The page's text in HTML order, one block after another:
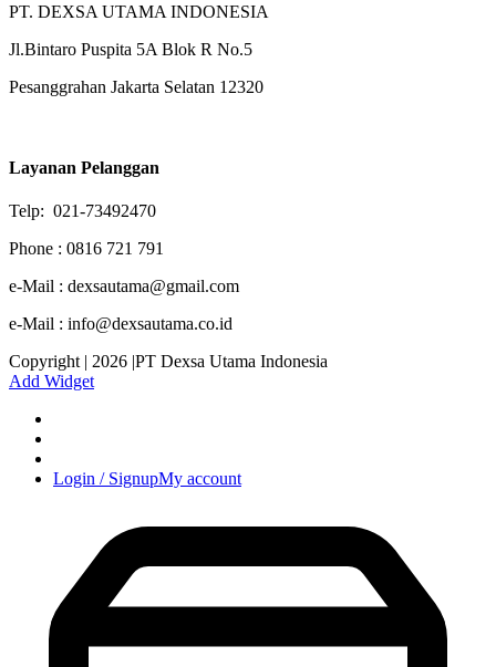
PT. DEXSA UTAMA INDONESIA
Jl.Bintaro Puspita 5A Blok R No.5
Pesanggrahan Jakarta Selatan 12320
Layanan Pelanggan
Telp: 021-73492470
Phone : 0816 721 791
e-Mail : dexsautama@gmail.com
e-Mail : info@dexsautama.co.id
Copyright | 2026 |PT Dexsa Utama Indonesia
Add Widget
Login / SignupMy account